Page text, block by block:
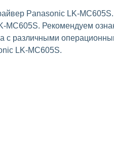
Panasonic LK-
Рекомендуем
с различными
LK-MC605S.